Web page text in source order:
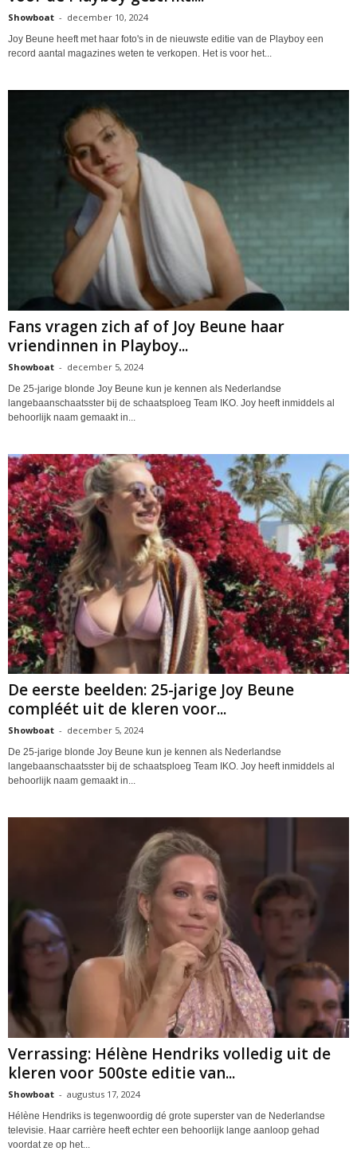
Showboat - december 10, 2024
Joy Beune heeft met haar foto's in de nieuwste editie van de Playboy een
record aantal magazines weten te verkopen. Het is voor het...
Fans vragen zich af of Joy Beune haar
vriendinnen in Playboy...
Showboat - december 5, 2024
De 25-jarige blonde Joy Beune kun je kennen als Nederlandse
langebaanschaatsster bij de schaatsploeg Team IKO. Joy heeft inmiddels al
behoorlijk naam gemaakt in...
De eerste beelden: 25-jarige Joy Beune
compléét uit de kleren voor...
Showboat - december 5, 2024
De 25-jarige blonde Joy Beune kun je kennen als Nederlandse
langebaanschaatsster bij de schaatsploeg Team IKO. Joy heeft inmiddels al
behoorlijk naam gemaakt in...
Verrassing: Hélène Hendriks volledig uit de
kleren voor 500ste editie van...
Showboat - augustus 17, 2024
Hélène Hendriks is tegenwoordig dé grote superster van de Nederlandse
televisie. Haar carrière heeft echter een behoorlijk lange aanloop gehad
voordat ze op het...